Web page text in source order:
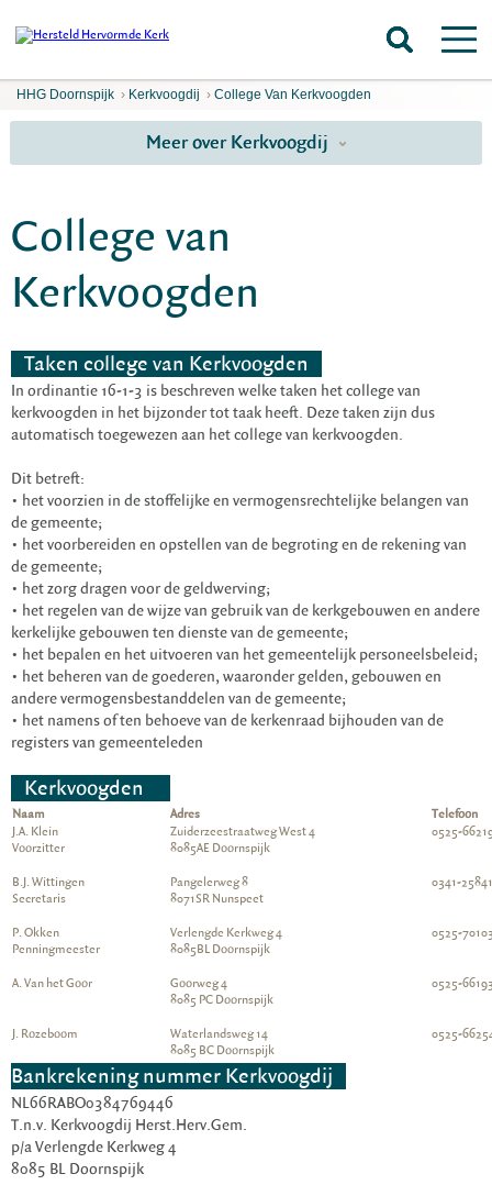
HHG Doornspijk › Kerkvoogdij › College Van Kerkvoogden
Meer over Kerkvoogdij
College van
Kerkvoogden
Taken college van Kerkvoogden
In ordinantie 16-1-3 is beschreven welke taken het college van
kerkvoogden in het bijzonder tot taak heeft. Deze taken zijn dus
automatisch toegewezen aan het college van kerkvoogden.
Dit betreft:
• het voorzien in de stoffelijke en vermogensrechtelijke belangen van
de gemeente;
• het voorbereiden en opstellen van de begroting en de rekening van
de gemeente;
• het zorg dragen voor de geldwerving;
• het regelen van de wijze van gebruik van de kerkgebouwen en andere
kerkelijke gebouwen ten dienste van de gemeente;
• het bepalen en het uitvoeren van het gemeentelijk personeelsbeleid;
• het beheren van de goederen, waaronder gelden, gebouwen en
andere vermogensbestanddelen van de gemeente;
• het namens of ten behoeve van de kerkenraad bijhouden van de
registers van gemeenteleden
Kerkvoogden
Naam Adres
Telefoon
J.A. Klein
Voorzitter
Zuiderzeestraatweg West 4
8085AE Doornspijk
0525-
B.J. Wittingen
Secretaris
Pangelerweg 8
8071SR Nunspeet
0341-
P. Okken
Penningmeester
Verlengde Kerkweg 4
8085BL Doornspijk
0525-
A. Van het Goor
Goorweg 4
8085 PC Doornspijk
0525-
J. Rozeboom
Waterlandsweg 14
8085 BC Doornspijk
0525-
Bankrekening nummer Kerkvoogdij
NL66RABO0384769446
T.n.v. Kerkvoogdij Herst.Herv.Gem.
p/a Verlengde Kerkweg 4
8085 BL Doornspijk